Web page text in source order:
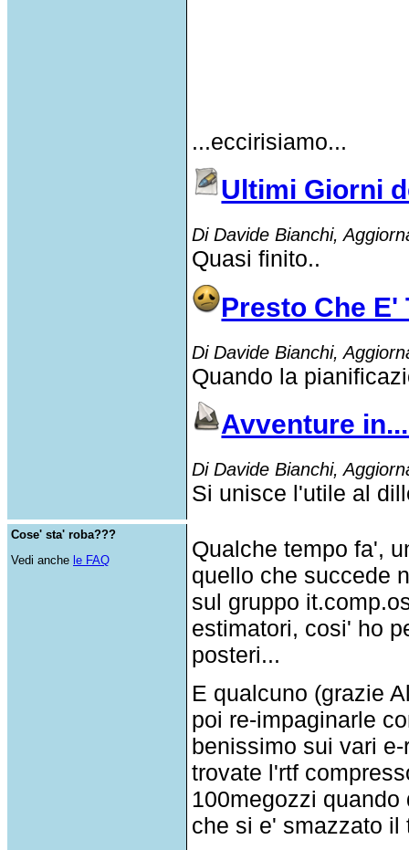
...eccirisiamo...
Ultimi Giorni
Di Davide Bianchi,
Quasi finito..
Presto Che E'
Di Davide Bianchi,
Quando la
Avventure
Di Davide Bianchi,
Si unisce l'utile al
Cose' sta' roba???
Vedi anche le FAQ
Qualche tempo fa',
quello che succede
sul gruppo
estimatori, cosi' ho
posteri...
E qualcuno (grazie
poi re-impaginarle
benissimo sui vari
trovate l'rtf
100megozzi
che si e' smazzato il